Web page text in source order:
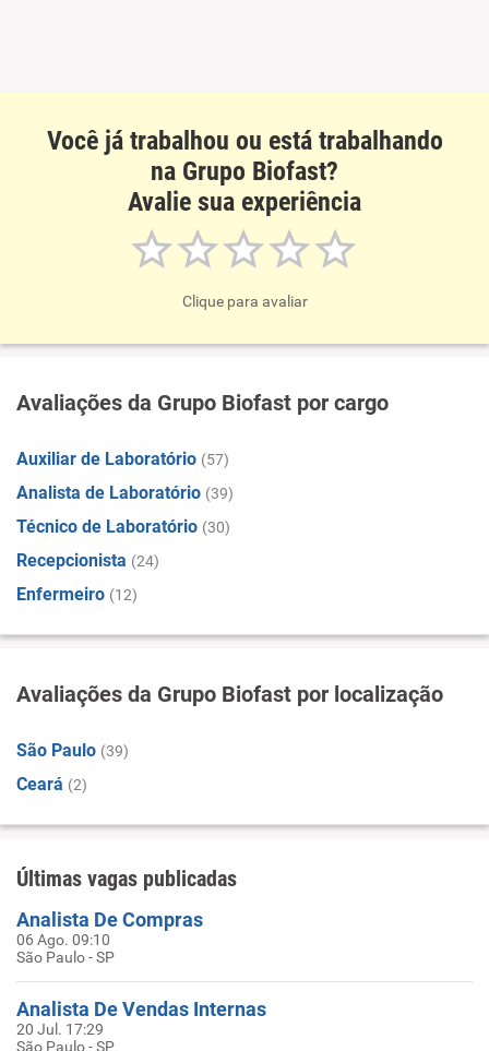
Você já trabalhou ou está trabalhando
na Grupo Biofast?
Avalie sua experiência
Clique para avaliar
Avaliações da Grupo Biofast por cargo
Auxiliar de Laboratório (57)
Analista de Laboratório (39)
Técnico de Laboratório (30)
Recepcionista (24)
Enfermeiro (12)
Avaliações da Grupo Biofast por localização
São Paulo (39)
Ceará (2)
Últimas vagas publicadas
Analista De Compras
06 Ago. 09:10
São Paulo - SP
Analista De Vendas Internas
20 Jul. 17:29
São Paulo - SP